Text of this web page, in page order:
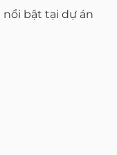
bật tại dự án